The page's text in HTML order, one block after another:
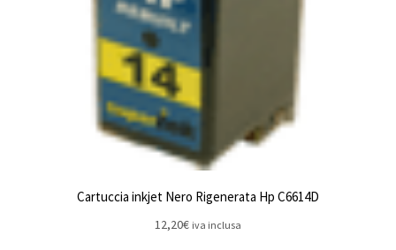
Cartuccia inkjet Nero Rigenerata Hp C6614D
12,20€ iva inclusa